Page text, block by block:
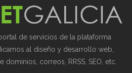
de servicios de la plataforma
al diseño y desarrollo web,
dominios, correos, RRSS, SEO, etc.